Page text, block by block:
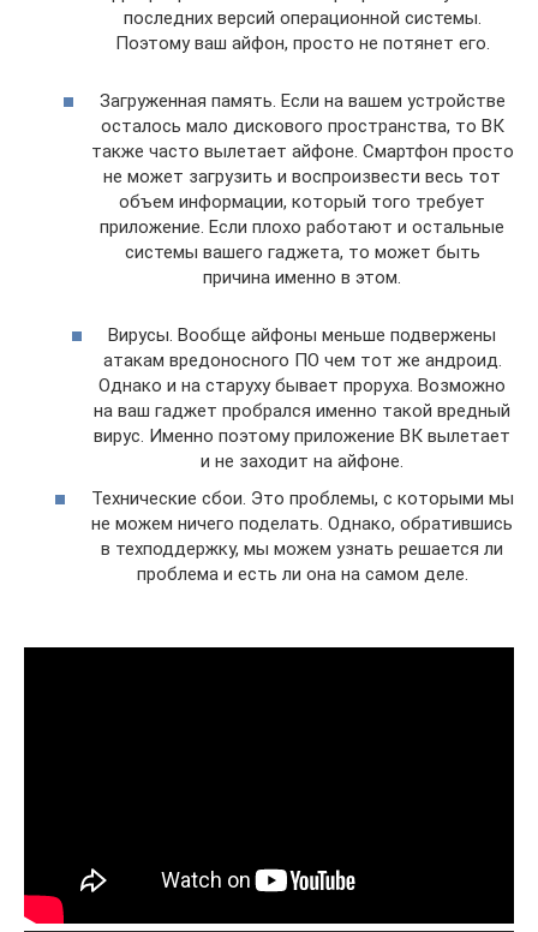
последних версий операционной системы.
Поэтому ваш айфон, просто не потянет его.
Загруженная память. Если на вашем устройстве
осталось мало дискового пространства, то ВК
также часто вылетает айфоне. Смартфон просто
не может загрузить и воспроизвести весь тот
объем информации, который того требует
приложение. Если плохо работают и остальные
системы вашего гаджета, то может быть
причина именно в этом.
Вирусы. Вообще айфоны меньше подвержены
атакам вредоносного ПО чем тот же андроид.
Однако и на старуху бывает проруха. Возможно
на ваш гаджет пробрался именно такой вредный
вирус. Именно поэтому приложение ВК вылетает
и не заходит на айфоне.
Технические сбои. Это проблемы, с которыми мы
не можем ничего поделать. Однако, обратившись
в техподдержку, мы можем узнать решается ли
проблема и есть ли она на самом деле.